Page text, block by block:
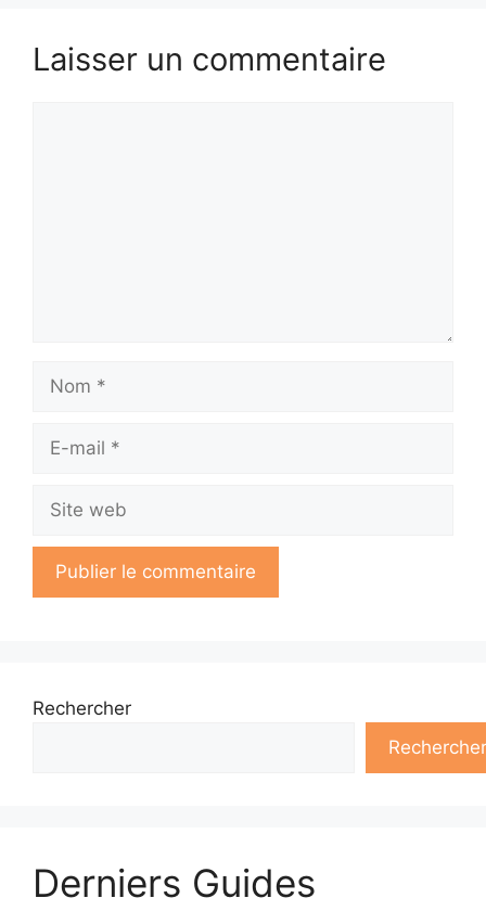
Laisser un commentaire
mail
web
Rechercher
Rechercher
Derniers Guides